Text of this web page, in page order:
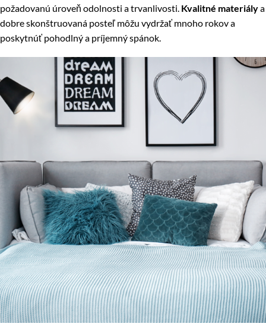
požadovanú úroveň odolnosti a trvanlivosti. Kvalitné materiálya
dobre skonštruovaná posteľ môžu vydržať mnoho rokov a
poskytnúť pohodlný a príjemný spánok.